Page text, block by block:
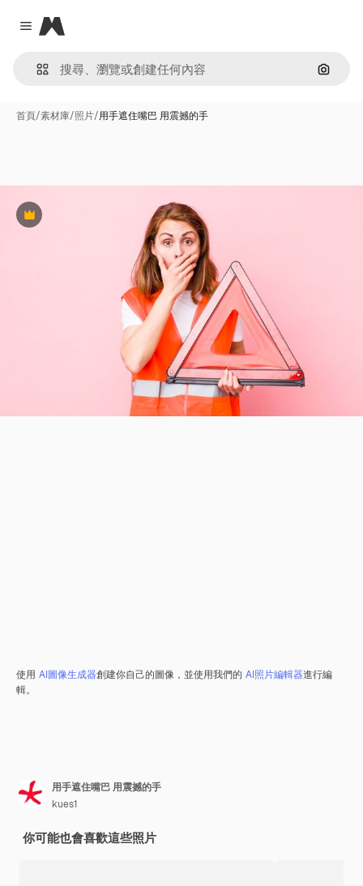
Close menu
Magnific
通過圖
首頁/素材庫/照片/用手遮住嘴巴 用震撼的手
Premium
使用 AI圖像生成器創建你自己的圖像，並使用我們的 AI照片編輯器進行編
輯。
用手遮住嘴巴 用震撼的手
kues1
你可能也會喜歡這些照片